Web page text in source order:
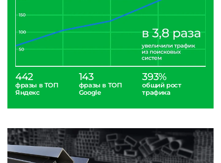
442
фразы в ТОП
Яндекс
143
фразы в ТОП
Google
393%
общий рост
трафика